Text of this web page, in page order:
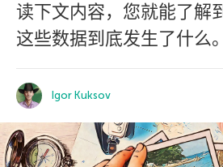
读下文内容，您就能了解
这些数据到底发生了什么。
Igor Kuksov